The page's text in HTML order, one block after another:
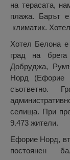
на терасата,
плажа. Барът
климатик.
Хотел Белона
град на
Добруджа,
Норд
съответно.
селища. При
9.473 жители.
Ефорие Норд,
постоянен